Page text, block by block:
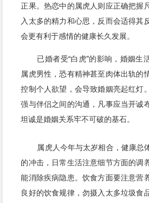
正果。热恋中的属虎人则应正确把握
入太多的精力和心思，反而会适得其
会更有利于感情的健康长久发展。
已婚者受“白虎”的影响，婚姻生
属虎男性，恐有精神甚至肉体出轨的
控制个人欲望，会导致婚姻亮起红灯
强与伴侣之间的沟通，凡事应当开诚
坦诚是婚姻关系牢不可破的基石。
属虎人今年与太岁相合，健康总
的冲击，日常生活注意细节方面的调
能消除疾病隐患。饮食方面要注意营
良好的饮食规律，勿摄入太多垃圾食